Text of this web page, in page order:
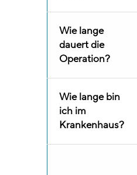
Wie lange
dauert die
Operation?
Wie lange bin
ich im
Krankenhaus?